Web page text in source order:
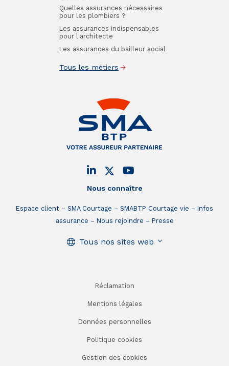
Nous connaître
Espace client SMA Courtage SMABTP Courtage vie
Infos
assurance
Nous rejoindre Presse
Tous nos sites web
Quelles assurances nécessaires
pour les plombiers ?
Les assurances indispensables
pour l'architecte
Les assurances du bailleur social
Tous les métiers
Réclamation
Mentions légales
Données personnelles
Politique cookies
Gestion des cookies